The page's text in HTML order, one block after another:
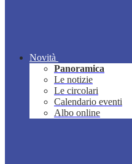
Novità
Panoramica
Le notizie
Le circolari
Calendario eventi
Albo online